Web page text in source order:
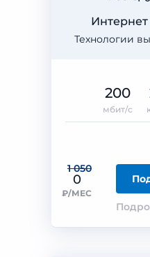
Технологии
Интернет
1 050
0
₽/МЕС
200
мбит/с